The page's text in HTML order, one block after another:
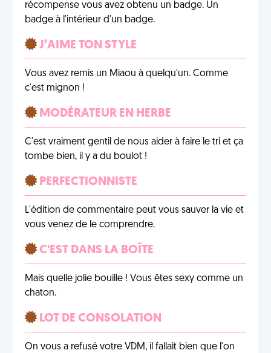
récompense vous avez obtenu un badge. Un
badge à l'intérieur d'un badge.
J’AIME TON STYLE
Vous avez remis un Miaou à quelqu'un. Comme
c'est mignon !
MODÉRATEUR EN HERBE
C'est vraiment gentil de nous aider à faire le tri et ça
tombe bien, il y a du boulot !
PERFECTIONNISTE
L'édition de commentaire peut vous sauver la vie et
vous venez de le comprendre.
C'EST DANS LA BOÎTE
Mais quelle jolie bouille ! Vous êtes sexy comme un
chaton.
LOT DE CONSOLATION
On vous a refusé votre VDM, il fallait bien que l'on